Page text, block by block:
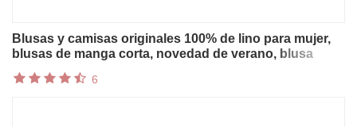
Blusas y camisas originales 100% de lino para mujer,
blusas de manga corta, novedad de verano, blusa
6